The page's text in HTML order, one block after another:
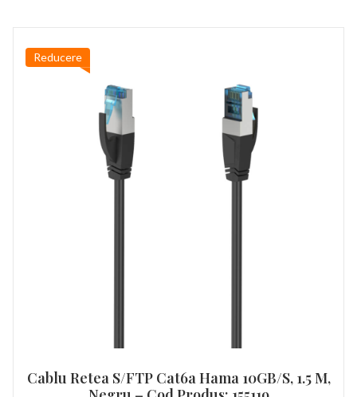
Reducere
Cablu Retea S/FTP Cat6a Hama 10GB/s, 1.5 M,